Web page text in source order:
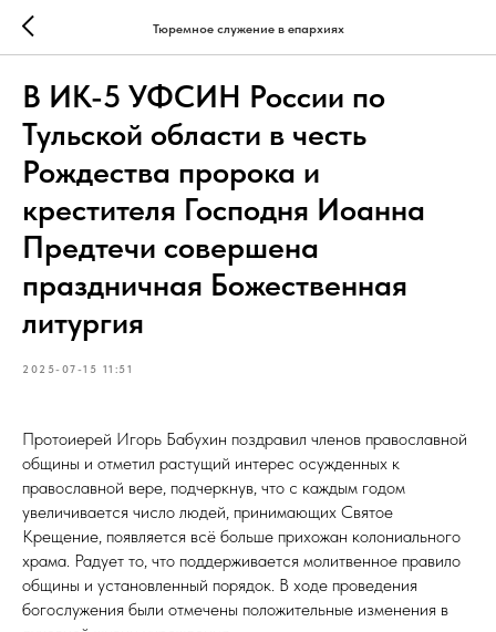
Тюремное служение в епархиях
В ИК-5 УФСИН России по
Тульской области в честь
Рождества пророка и
крестителя Господня Иоанна
Предтечи совершена
праздничная Божественная
литургия
2025-07-15 11:51
Протоиерей Игорь Бабухин поздравил членов православной
общины и отметил растущий интерес осужденных к
православной вере, подчеркнув, что с каждым годом
увеличивается число людей, принимающих Святое
Крещение, появляется всё больше прихожан колониального
храма. Радует то, что поддерживается молитвенное правило
общины и установленный порядок. В ходе проведения
богослужения были отмечены положительные изменения в